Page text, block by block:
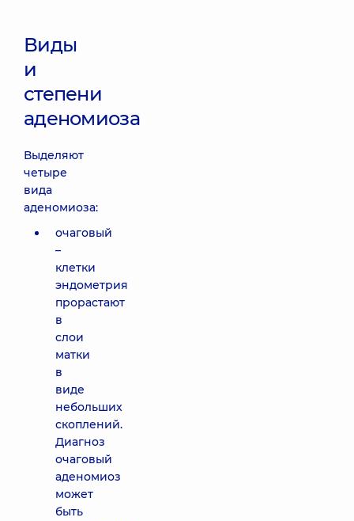
Виды
и
степени
аденомиоза
Выделяют
четыре
вида
аденомиоза:
очаговый
–
клетки
эндометрия
прорастают
в
слои
матки
в
виде
небольших
скоплений.
Диагноз
очаговый
аденомиоз
может
быть